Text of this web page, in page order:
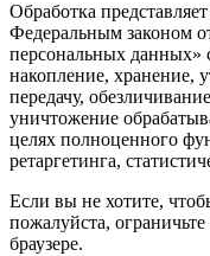
Обработка
Федеральным законом
персональных данных»
накопление, хранение,
передачу,
уничтожение
целях полноценного
ретаргетинга,
Если вы не хотите,
пожалуйста,
браузере.